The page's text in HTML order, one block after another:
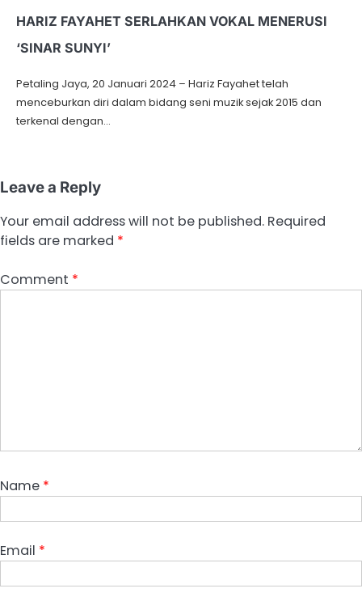
HARIZ FAYAHET SERLAHKAN VOKAL MENERUSI
‘SINAR SUNYI’
Petaling Jaya, 20 Januari 2024 – Hariz Fayahet telah
menceburkan diri dalam bidang seni muzik sejak 2015 dan
terkenal dengan…
Leave a Reply
Your email address will not be published. Required
fields are marked *
Comment *
Name *
Email *